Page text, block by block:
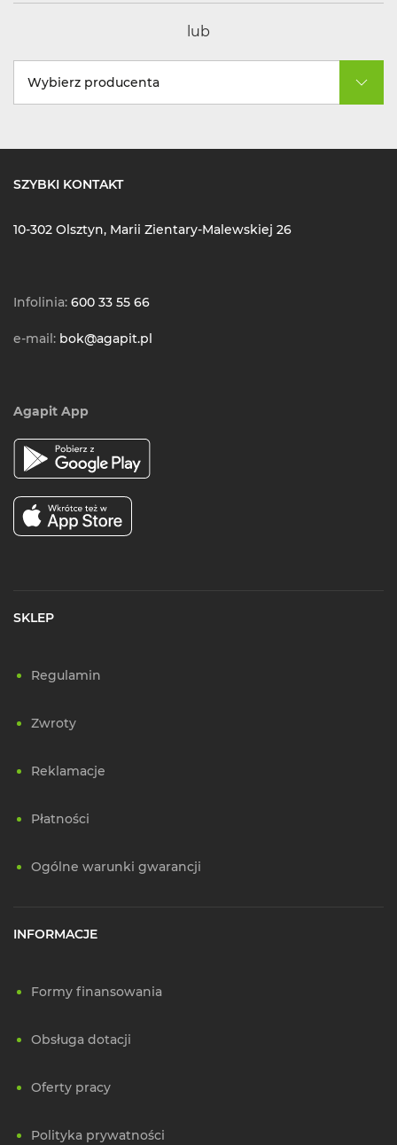
lub
Wybierz producenta
SZYBKI KONTAKT
10-302 Olsztyn, Marii Zientary-Malewskiej 26
Infolinia: 600 33 55 66
e-mail: bok@agapit.pl
Agapit App
SKLEP
Regulamin
Zwroty
Reklamacje
Płatności
Ogólne warunki gwarancji
INFORMACJE
Formy finansowania
Obsługa dotacji
Oferty pracy
Polityka prywatności